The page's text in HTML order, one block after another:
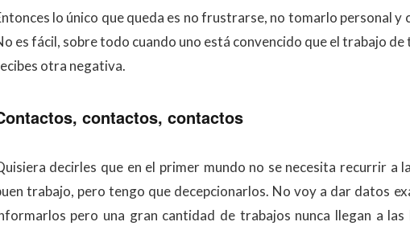
lo único que queda es no frustrarse, no tomarlo personal y
es fácil, sobre todo cuando uno está convencido que el trabajo de
otra negativa.
contactos, contactos
decirles que en el primer mundo no se necesita recurrir a
trabajo, pero tengo que decepcionarlos. No voy a dar datos
pero una gran cantidad de trabajos nunca llegan a